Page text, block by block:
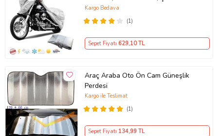
(1)
Kargo Bedava
Sepet Fiyatı 629,10 TL
Araç Araba Oto Ön Cam Güneşlik
Perdesi
(1)
Kargo ile Teslimat
Sepet Fiyatı 134,99 TL